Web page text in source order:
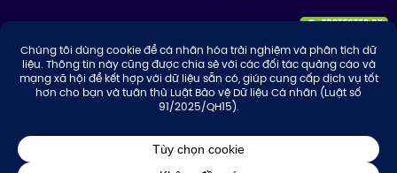
© 2026 Công ty TNHH Tư Vấn & Giải Pháp Thuế Thuận Thiên, giữ bản